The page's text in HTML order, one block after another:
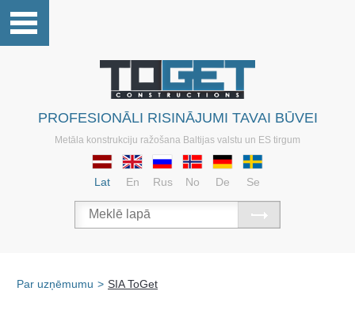
PROFESIONĀLI RISINĀJUMI TAVAI BŪVEI
Metāla konstrukciju ražošana Baltijas valstu un ES tirgum
Lat En Rus No De Se
Par uzņēmumu > SIA ToGet